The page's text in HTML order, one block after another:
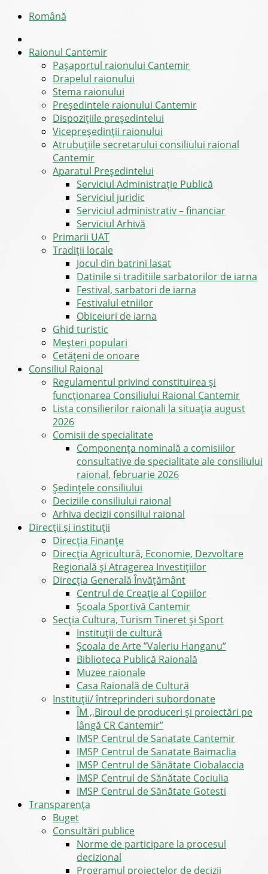
Română
Raionul Cantemir
Pașaportul raionului Cantemir
Drapelul raionului
Stema raionului
Preşedintele raionului Cantemir
Dispozițiile președintelui
Vicepreşedinţii raionului
Atrubuțiile secretarului consiliului raional
Cantemir
Aparatul Preşedintelui
Serviciul Administraţie Publică
Serviciul juridic
Serviciul administrativ – financiar
Serviciul Arhivă
Primarii UAT
Tradiții locale
Jocul din batrini lasat
Datinile si traditiile sarbatorilor de iarna
Festival, sarbatori de iarna
Festivalul etniilor
Obiceiuri de iarna
Ghid turistic
Meşteri populari
Cetățeni de onoare
Consiliul Raional
Regulamentul privind constituirea şi
funcţionarea Consiliului Raional Cantemir
Lista consilierilor raionali la situația august
2026
Comisii de specialitate
Componența nominală a comisiilor
consultative de specialitate ale consiliului
raional, februarie 2026
Şedinţele consiliului
Deciziile consiliului raional
Arhiva decizii consiliul raional
Direcții și instituții
Direcţia Finanţe
Direcția Agricultură, Economie, Dezvoltare
Regională și Atragerea Investițiilor
Direcția Generală Învățământ
Centrul de Creație al Copiilor
Școala Sportivă Cantemir
Secția Cultura, Turism Tineret și Sport
Instituții de cultură
Școala de Arte ”Valeriu Hanganu”
Biblioteca Publică Raională
Muzee raionale
Casa Raională de Cultură
Instituții/ întreprinderi subordonate
ÎM ,,Biroul de produceri și proiectări pe
lângă CR Cantemir”
IMSP Centrul de Sanatate Cantemir
IMSP Centrul de Sanatate Baimaclia
IMSP Centrul de Sănătate Ciobalaccia
IMSP Centrul de Sănătate Cociulia
IMSP Centrul de Sănătate Gotesti
Transparența
Buget
Consultări publice
Norme de participare la procesul
decizional
Programul proiectelor de decizii